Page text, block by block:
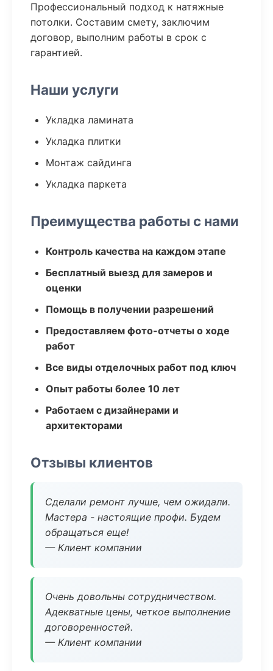
Профессиональный подход к натяжные
потолки. Составим смету, заключим
договор, выполним работы в срок с
гарантией.
Наши услуги
Укладка ламината
Укладка плитки
Монтаж сайдинга
Укладка паркета
Преимущества работы с нами
Контроль качества на каждом этапе
Бесплатный выезд для замеров и
оценки
Помощь в получении разрешений
Предоставляем фото-отчеты о ходе
работ
Все виды отделочных работ под ключ
Опыт работы более 10 лет
Работаем с дизайнерами и
архитекторами
Отзывы клиентов
Сделали ремонт лучше, чем ожидали.
Мастера - настоящие профи. Будем
обращаться еще!
— Клиент компании
Очень довольны сотрудничеством.
Адекватные цены, четкое выполнение
договоренностей.
— Клиент компании